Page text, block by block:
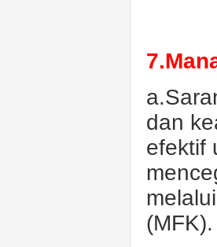
dan
efektif
(MFK).